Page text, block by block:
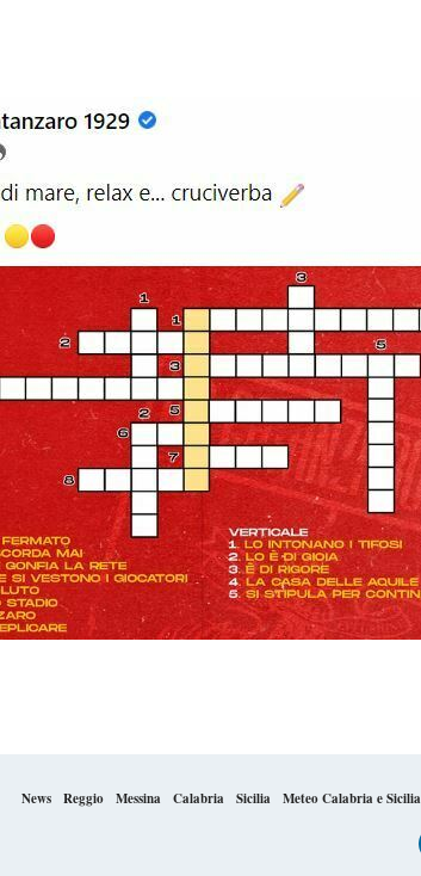
News Reggio Messina Calabria Sicilia Meteo Calabria e Sicilia